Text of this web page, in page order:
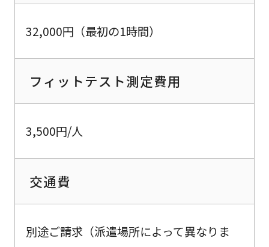
32,000円（最初の1時間）
フィットテスト測定費用
3,500円/人
交通費
別途ご請求（派遣場所によって異なりま